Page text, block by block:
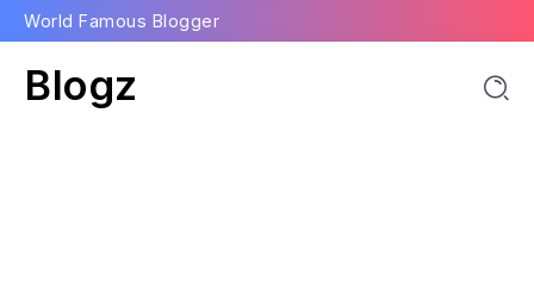
World Famous Blogger
Blogz